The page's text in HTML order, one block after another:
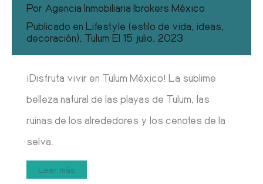
Por Agencia Inmobiliaria Ibrokers México
Publicado en Lifestyle (estilo de vida, ideas,
decoración), Tulum El 15 julio, 2023
¡Disfruta vivir en Tulum México! La sublime
belleza natural de las playas de Tulum, las
ruinas de los alrededores y los cenotes de la
selva.
Leer más